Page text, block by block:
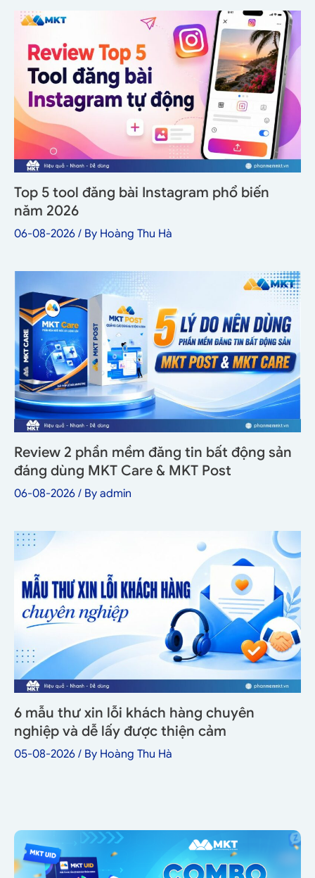
Top 5 tool đăng bài Instagram phổ biến
năm 2026
06-08-2026 / By Hoàng Thu Hà
Review 2 phần mềm đăng tin bất động sản
đáng dùng MKT Care & MKT Post
06-08-2026 / By admin
6 mẫu thư xin lỗi khách hàng chuyên
nghiệp và dễ lấy được thiện cảm
05-08-2026 / By Hoàng Thu Hà